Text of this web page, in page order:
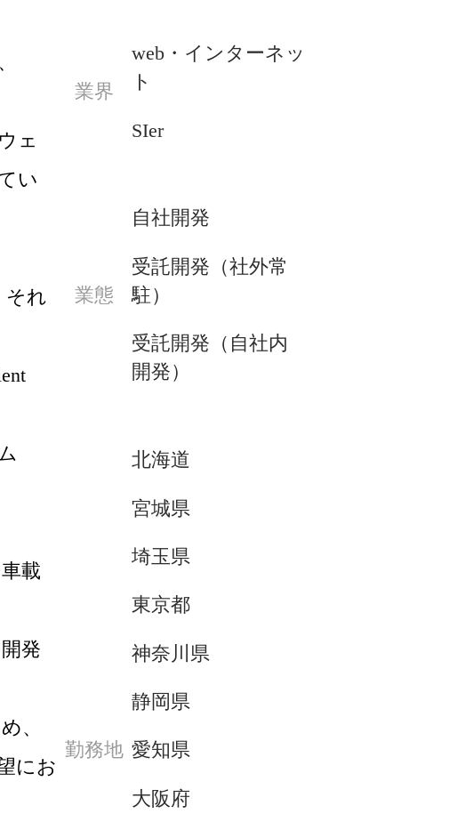
ェ
い
それ
載
発
、
にお
業界
web・インターネッ
ト
SIer
業態
自社開発
受託開発（社外常
駐）
受託開発（自社内
開発）
勤務地
北海道
宮城県
埼玉県
東京都
神奈川県
静岡県
愛知県
大阪府